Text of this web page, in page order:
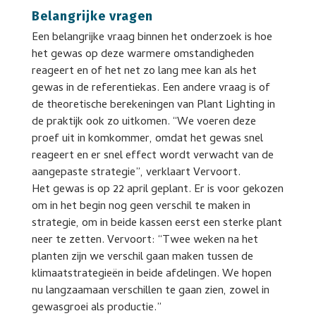
Belangrijke vragen
Een belangrijke vraag binnen het onderzoek is hoe
het gewas op deze warmere omstandigheden
reageert en of het net zo lang mee kan als het
gewas in de referentiekas. Een andere vraag is of
de theoretische berekeningen van Plant Lighting in
de praktijk ook zo uitkomen. “We voeren deze
proef uit in komkommer, omdat het gewas snel
reageert en er snel effect wordt verwacht van de
aangepaste strategie”, verklaart Vervoort.
Het gewas is op 22 april geplant. Er is voor gekozen
om in het begin nog geen verschil te maken in
strategie, om in beide kassen eerst een sterke plant
neer te zetten. Vervoort: “Twee weken na het
planten zijn we verschil gaan maken tussen de
klimaatstrategieën in beide afdelingen. We hopen
nu langzaamaan verschillen te gaan zien, zowel in
gewasgroei als productie.”